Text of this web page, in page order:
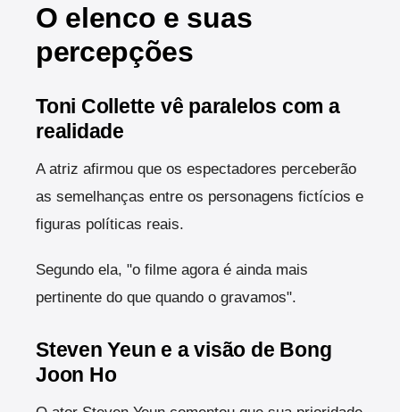
O elenco e suas
percepções
Toni Collette vê paralelos com a
realidade
A atriz afirmou que os espectadores perceberão
as semelhanças entre os personagens fictícios e
figuras políticas reais.
Segundo ela, "o filme agora é ainda mais
pertinente do que quando o gravamos".
Steven Yeun e a visão de Bong
Joon Ho